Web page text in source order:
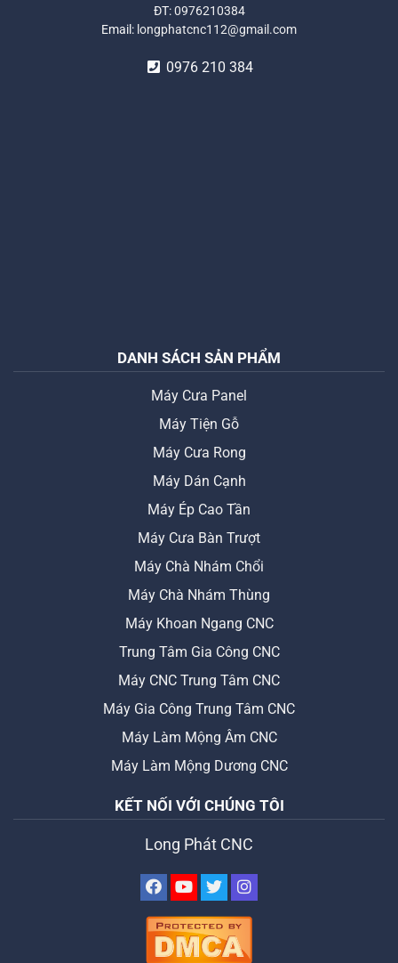
ĐT:0976210384
Email: longphatcnc112@gmail.com
0976 210 384
DANH SÁCH SẢN PHẨM
Máy Cưa Panel
Máy Tiện Gỗ
Máy Cưa Rong
Máy Dán Cạnh
Máy Ép Cao Tần
Máy Cưa Bàn Trượt
Máy Chà Nhám Chổi
Máy Chà Nhám Thùng
Máy Khoan Ngang CNC
Trung Tâm Gia Công CNC
Máy CNC Trung Tâm CNC
Máy Gia Công Trung Tâm CNC
Máy Làm Mộng Âm CNC
Máy Làm Mộng Dương CNC
KẾT NỐI VỚI CHÚNG TÔI
Long Phát CNC